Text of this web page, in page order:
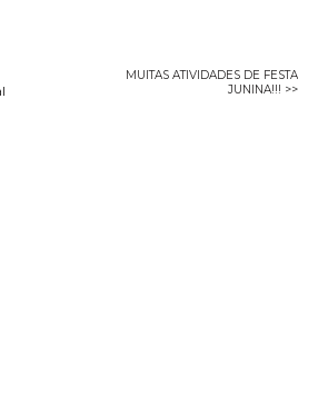
MUITAS ATIVIDADES DE FESTA
JUNINA!!! >>